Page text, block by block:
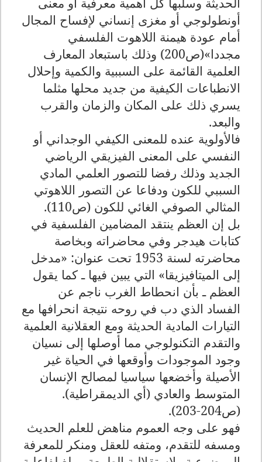
أونطولوجي أو مغزى إنساني لإفساح المجال
أمام عودة هيمنة اللاهوت الفلسفي
مجددا»(ص200) وذلك باستبعاد المعارف
العلمية القائمة على السببية والكمية وإحلال
الانطباعات الكيفية من جديد محلها مثلما
يسري ذلك على المكان والزمان والقرب
والبعد.
فالأولوية عنده للمعنى الكيفي الوجداني أو
النفسي على المعنى الفيزيقي الرياضي
الجديد وذلك رفضا للتصور العلمي المادي
السببي للكون ودفاعا عن التصور اللاهوتي
المثالي الصوفي الغائي للكون (ص110).
بل إن العظم ينتقد المضامين الفلسفية في
كتابات هيدجر وفي محاضراته وبخاصة
محاضرته لسنة 1953 تحت عنوان: «مدخل
إلى الميتافيزيقا» التي يبين فيها ـ كما يقول
العظم ـ بأن انحطاط الغرب ناجم عن
الفساد الذي دب في روحه نتيجة انحرافها مع
التيارات المادية الحديثة ومع العقلانية العلمية
والتقدم التكنولوجي مما أوصلها إلى نسيان
وجود الموجودات وأوقعها في الحياة غير
الأصيلة وأخضعها سياسيا لمصالح الإنسان
المتوسط والعادي (أي الديمقراطية).
(ص204-203).
فهو على وجه العموم مناهض للعلم الحديث
ومسفه للتقدم، ومتفه للعقل ومنكر للمعرفة